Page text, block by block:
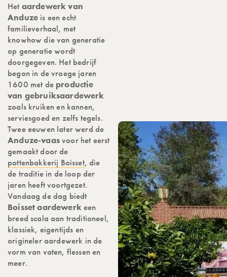
Het aardewerk van
Anduze is een echt
familieverhaal, met
knowhow die van generatie
op generatie wordt
doorgegeven. Het bedrijf
begon in de vroege jaren
1600 met de productie
van gebruiksaardewerk
zoals kruiken en kannen,
serviesgoed en zelfs tegels.
Twee eeuwen later werd de
Anduze-vaasvoor het eerst
gemaakt door de
pottenbakkerij Boisset, die
de traditie in de loop der
jaren heeft voortgezet.
Vandaag de dag biedt
Boisset aardewerkeen
breed scala aan traditioneel,
klassiek, eigentijds en
origineler aardewerk in de
vorm van vaten, flessen en
meer.